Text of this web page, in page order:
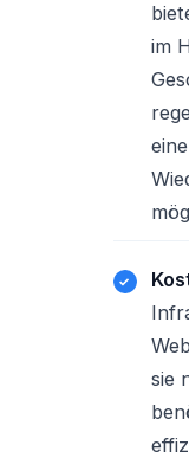
im
sie